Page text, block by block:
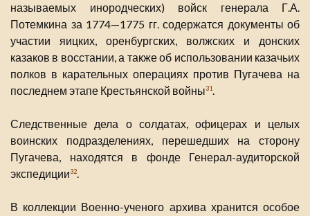
называемых инородческих) войск генерала Г.А.
Потемкина за 1774—1775 гг. содержатся документы об
участии яицких, оренбургских, волжских и донских
казаков в восстании, а также об использовании казачьих
полков в карательных операциях против Пугачева на
последнем этапе Крестьянской войны31.
Следственные дела о солдатах, офицерах и целых
воинских подразделениях, перешедших на сторону
Пугачева, находятся в фонде Генерал-аудиторской
экспедиции32.
В коллекции Военно-ученого архива хранится особое